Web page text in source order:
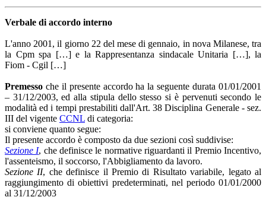
Verbale di accordo interno
L'anno 2001, il giorno 22 del mese di gennaio, in nova Milanese, tra
la Cpm spa […] e la Rappresentanza sindacale Unitaria […], la
Fiom - Cgil […]
Premesso che il presente accordo ha la seguente durata 01/01/2001
– 31/12/2003, ed alla stipula dello stesso si è pervenuti secondo le
modalità ed i tempi prestabiliti dall'Art. 38 Disciplina Generale - sez.
III del vigente CCNL di categoria:
si conviene quanto segue:
Il presente accordo è composto da due sezioni così suddivise:
Sezione I, che definisce le normative riguardanti il Premio Incentivo,
l'assenteismo, il soccorso, l'Abbigliamento da lavoro.
Sezione II, che definisce il Premio di Risultato variabile, legato al
raggiungimento di obiettivi predeterminati, nel periodo 01/01/2000
al 31/12/2003